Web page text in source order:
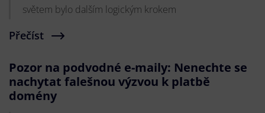
světem bylo dalším logickým krokem
Přečíst
Pozor na podvodné e-maily: Nenechte se
nachytat falešnou výzvou k platbě
domény